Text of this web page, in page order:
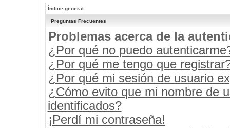
Índice general
Preguntas Frecuentes
Problemas acerca de la
¿Por qué no puedo
¿Por qué me tengo que
¿Por qué mi sesión de usuario
¿Cómo evito que mi nombre de
identificados?
¡Perdí mi contraseña!